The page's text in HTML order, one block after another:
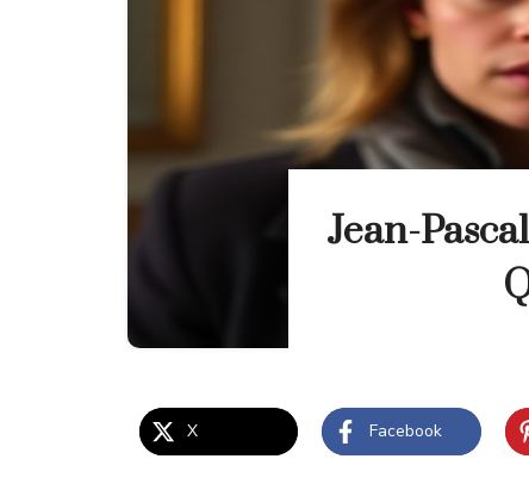
Jean-
X Facebook